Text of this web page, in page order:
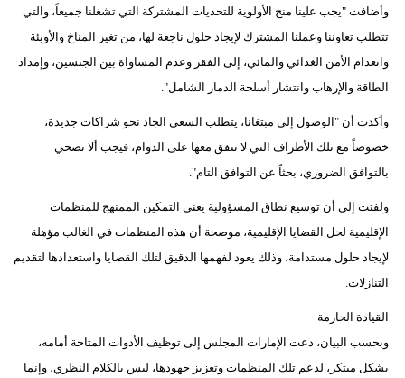
وأضافت "يجب علينا منح الأولوية للتحديات المشتركة التي تشغلنا جميعاً، والتي
تتطلب تعاوننا وعملنا المشترك لإيجاد حلول ناجعة لها، من تغير المناخ والأوبئة
وانعدام الأمن الغذائي والمائي، إلى الفقر وعدم المساواة بين الجنسين، وإمداد
الطاقة والإرهاب وانتشار أسلحة الدمار الشامل".
وأكدت أن "الوصول إلى مبتغانا، يتطلب السعي الجاد نحو شراكات جديدة،
خصوصاً مع تلك الأطراف التي لا نتفق معها على الدوام، فيجب ألا نضحي
بالتوافق الضروري، بحثاً عن التوافق التام".
ولفتت إلى أن توسيع نطاق المسؤولية يعني التمكين الممنهج للمنظمات
الإقليمية لحل القضايا الإقليمية، موضحة أن هذه المنظمات في الغالب مؤهلة
لإيجاد حلول مستدامة، وذلك يعود لفهمها الدقيق لتلك القضايا واستعدادها لتقديم
التنازلات.
القيادة الحازمة
وبحسب البيان، دعت الإمارات المجلس إلى توظيف الأدوات المتاحة أمامه،
بشكل مبتكر، لدعم تلك المنظمات وتعزيز جهودها، ليس بالكلام النظري، وإنما